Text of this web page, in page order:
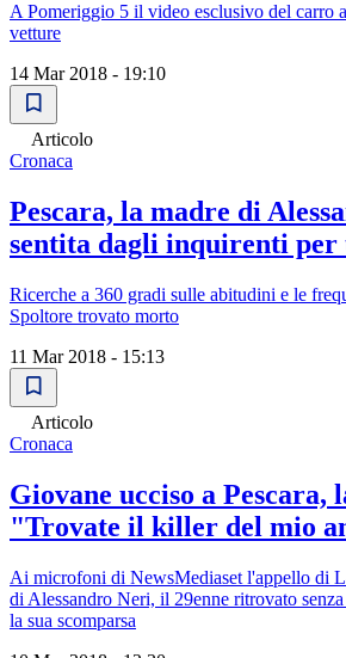
A Pomeriggio 5 il video esclusivo del carro
vetture
14 Mar 2018 - 19:10
Articolo
Cronaca
Pescara, la madre di
sentita dagli inquirenti per
Ricerche a 360 gradi sulle abitudini e le
Spoltore trovato morto
11 Mar 2018 - 15:13
Articolo
Cronaca
Giovane ucciso a Pescara,
"Trovate il killer del mio
Ai microfoni di NewsMediaset l'appello di
di Alessandro Neri, il 29enne ritrovato
la sua scomparsa